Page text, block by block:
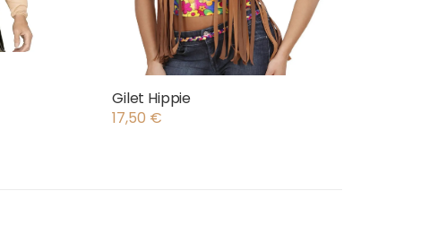
Gilet Hippie
17,50 €